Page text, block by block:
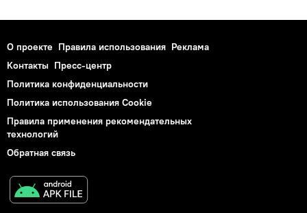
О проекте Правила использования Реклама
Контакты Пресс-центр
Политика конфиденциальности
Политика использования Cookie
Правила применения рекомендательных
технологий
Обратная связь